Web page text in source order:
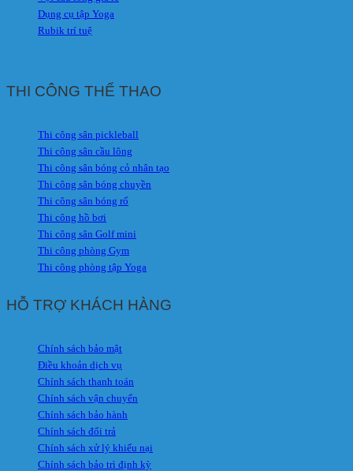
Dụng cụ tập Yoga
Rubik trí tuệ
THI CÔNG THỂ THAO
Thi công sân pickleball
Thi công sân cầu lông
Thi công sân bóng cỏ nhân tạo
Thi công sân bóng chuyền
Thi công sân bóng rổ
Thi công hồ bơi
Thi công sân Golf mini
Thi công phòng Gym
Thi công phòng tập Yoga
HỖ TRỢ KHÁCH HÀNG
Chính sách bảo mật
Điều khoản dịch vụ
Chính sách thanh toán
Chính sách vận chuyển
Chính sách bảo hành
Chính sách đổi trả
Chính sách xử lý khiếu nại
Chính sách bảo trì định kỳ